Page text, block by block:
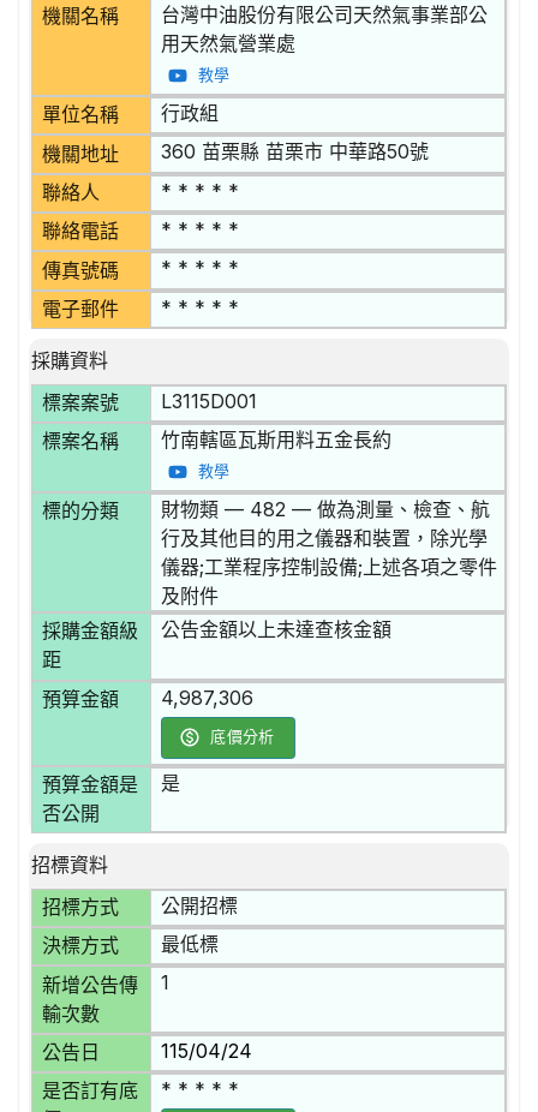
機關名稱
台灣中油股份有限公司天然氣事業部公
用天然氣營業處
教學
單位名稱 行政組
機關地址 360 苗栗縣 苗栗市 中華路50號
聯絡人 * * * * *
聯絡電話 * * * * *
傳真號碼 * * * * *
電子郵件 * * * * *
採購資料
標案案號
L3115D001
標案名稱 竹南轄區瓦斯用料五金長約
教學
標的分類
財物類 — 482 — 做為測量、檢查、航
行及其他目的用之儀器和裝置，除光學
儀器;工業程序控制設備;上述各項之零件
及附件
採購金額級
距
公告金額以上未達查核金額
預算金額 4,987,306
底價分析
預算金額是
否公開
是
招標資料
招標方式
公開招標
決標方式 最低標
新增公告傳
輸次數
1
公告日 115/04/24
是否訂有底
* * * * *